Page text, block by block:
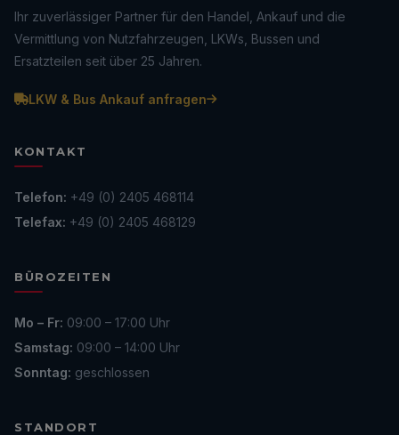
Ihr zuverlässiger Partner für den Handel, Ankauf und die
Vermittlung von Nutzfahrzeugen, LKWs, Bussen und
Ersatzteilen seit über 25 Jahren.
LKW & Bus Ankauf anfragen
KONTAKT
Telefon: +49 (0) 2405 468114
Telefax: +49 (0) 2405 468129
BÜROZEITEN
Mo – Fr: 09:00 – 17:00 Uhr
Samstag: 09:00 – 14:00 Uhr
Sonntag: geschlossen
STANDORT